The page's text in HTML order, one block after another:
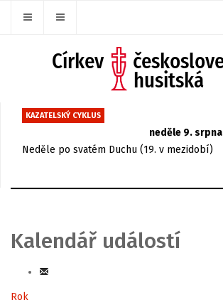
KAZATELSKÝ CYKLUS
neděle 9. srpna
Neděle po svatém Duchu (19. v mezidobí)
Kalendář událostí
Rok